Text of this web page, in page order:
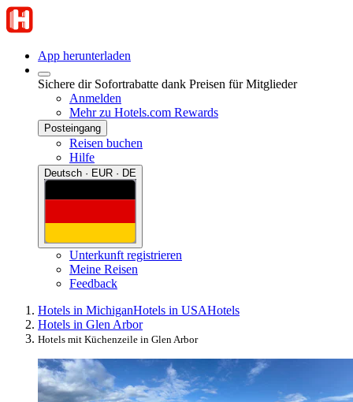
App herunterladen
Sichere dir Sofortrabatte dank Preisen für Mitglieder
Anmelden
Mehr zu Hotels.com Rewards
Posteingang
Reisen buchen
Hilfe
Deutsch · EUR · DE
Unterkunft registrieren
Meine Reisen
Feedback
Hotels in MichiganHotels in USAHotels
Hotels in Glen Arbor
Hotels mit Küchenzeile in Glen Arbor